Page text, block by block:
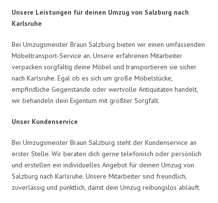
Unsere Leistungen für deinen Umzug von Salzburg nach
Karlsruhe
Bei Umzugsmeister Braun Salzburg bieten wir einen umfassenden
Möbeltransport-Service an. Unsere erfahrenen Mitarbeiter
verpacken sorgfältig deine Möbel und transportieren sie sicher
nach Karlsruhe. Egal ob es sich um große Möbelstücke,
empfindliche Gegenstände oder wertvolle Antiquitäten handelt,
wir behandeln dein Eigentum mit größter Sorgfalt.
Unser Kundenservice
Bei Umzugsmeister Braun Salzburg steht der Kundenservice an
erster Stelle. Wir beraten dich gerne telefonisch oder persönlich
und erstellen ein individuelles Angebot für deinen Umzug von
Salzburg nach Karlsruhe. Unsere Mitarbeiter sind freundlich,
zuverlässig und pünktlich, damit dein Umzug reibungslos abläuft.